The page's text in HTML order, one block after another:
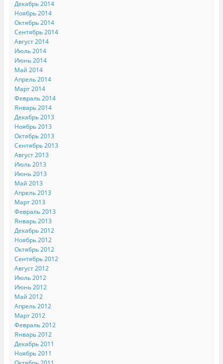
Декабрь 2014
Ноябрь 2014
Октябрь 2014
Сентябрь 2014
Август 2014
Июль 2014
Июнь 2014
Май 2014
Апрель 2014
Март 2014
Февраль 2014
Январь 2014
Декабрь 2013
Ноябрь 2013
Октябрь 2013
Сентябрь 2013
Август 2013
Июль 2013
Июнь 2013
Май 2013
Апрель 2013
Март 2013
Февраль 2013
Январь 2013
Декабрь 2012
Ноябрь 2012
Октябрь 2012
Сентябрь 2012
Август 2012
Июль 2012
Июнь 2012
Май 2012
Апрель 2012
Март 2012
Февраль 2012
Январь 2012
Декабрь 2011
Ноябрь 2011